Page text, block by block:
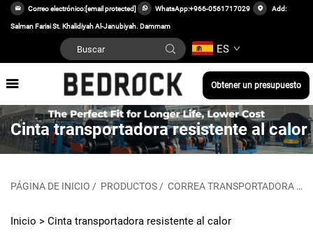
Correo electrónico:[email protected] WhatsApp:+966-0561717029 Add:
Salman Farisi St. Khalidiyah Al-Janubiyah. Dammam
ES
Obtener un presupuesto
Cinta transportadora resistente al calor
PÁGINA DE INICIO / PRODUCTOS / CORREA TRANSPORTADORA
Inicio > Cinta transportadora resistente al calor